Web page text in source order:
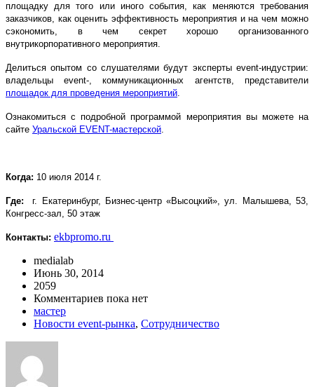
площадку для того или иного события, как меняются требования
заказчиков, как оценить эффективность мероприятия и на чем можно
сэкономить, в чем секрет хорошо организованного
внутрикорпоративного мероприятия.
Делиться опытом со слушателями будут эксперты event-индустрии:
владельцы event-, коммуникационных агентств, представители
площадок для проведения мероприятий.
Ознакомиться с подробной программой мероприятия вы можете на
сайте Уральской EVENT-мастерской.
Когда: 10 июля 2014 г.
Где:
г. Екатеринбург, Бизнес-центр «Высоцкий», ул. Малышева, 53,
Конгресс-зал, 50 этаж
Контакты: ekbpromo.ru
medialab
Июнь 30, 2014
2059
Комментариев пока нет
мастер
Новости event-рынка, Сотрудничество